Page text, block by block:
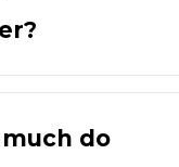
do